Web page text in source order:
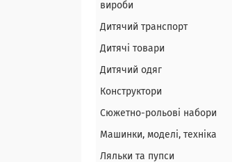
вироби
Дитячий транспорт
Дитячі товари
Дитячий одяг
Конструктори
Сюжетно-рольові набори
Машинки, моделі, техніка
Ляльки та пупси